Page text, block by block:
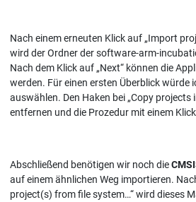
Nach einem erneuten Klick auf „Import
wird der Ordner der software-arm-
Nach dem Klick auf „Next“ können die
werden. Für einen ersten Überblick würde
auswählen. Den Haken bei „Copy
entfernen und die Prozedur mit einem
Abschließend benötigen wir noch die
auf einem ähnlichen Weg importieren.
project(s) from file system…“ wird dieses